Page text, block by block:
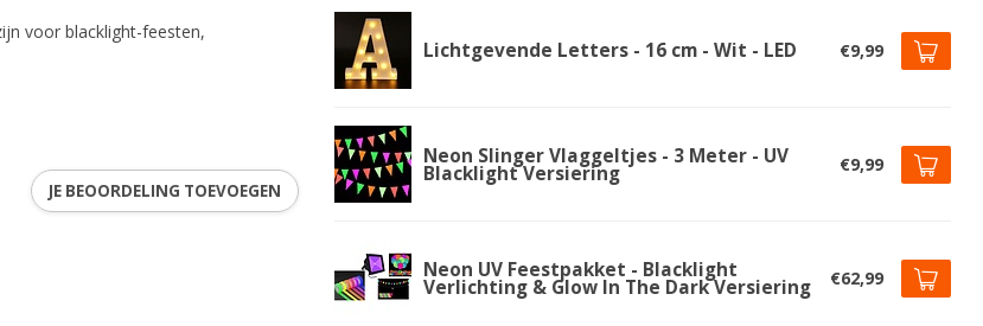
voor blacklight-feesten,
JE BEOORDELING TOEVOEGEN
Lichtgevende Letters - 16 cm - Wit - LED €9,99
Neon Slinger Vlaggeltjes - 3 Meter - UV
Blacklight Versiering €9,99
Neon UV Feestpakket - Blacklight
Verlichting & Glow In The Dark Versiering €62,99